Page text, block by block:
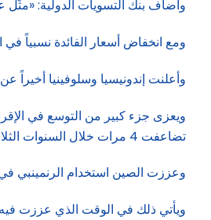
وأضاف بنك التسويات الدولية: «مثّل عام 2022 نقطة تحول من الائتمان المقوم بالدولار واليورو إلى الائتمان المقوم بالرنمينبي»
ومع انخفاض أسعار الفائدة نسبياً في
وأعلنت إندونيسيا وسلوفينيا أخيراً
ويعزى جزء كبير من التوسع في
تضاعفت 4 مرات خلال السنوات الثلاث الماضية لتصل إلى 7.6% في سبتمبر، ما يجعله ثاني أكثر العملات استخداماً في تمويل التجارة بعد الدولار الأمريكي.
وعززت الصين استخدام الرنمينبي